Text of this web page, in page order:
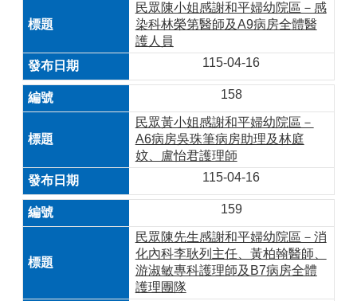
民眾陳小姐感謝和平婦幼院區－感
染科林榮第醫師及A9病房全體醫
護人員
115-04-16
158
民眾黃小姐感謝和平婦幼院區－
A6病房吳珠筆病房助理及林庭
妏、盧怡君護理師
115-04-16
159
民眾陳先生感謝和平婦幼院區－消
化內科李耿列主任、黃柏翰醫師、
游淑敏專科護理師及B7病房全體
護理團隊